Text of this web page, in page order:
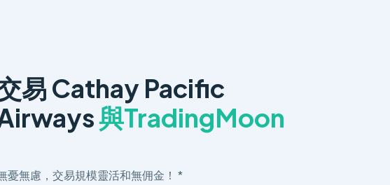
易 Cathay Pacific
與TradingMoon
憂無慮，交易規模靈活和無佣金！ *